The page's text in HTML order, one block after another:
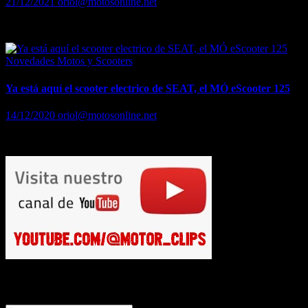
Novedades Motos y Scooters
Ya está aquí el scooter electrico de SEAT, el MÓ eScooter 125
14/12/2020 oriol@motosonline.net